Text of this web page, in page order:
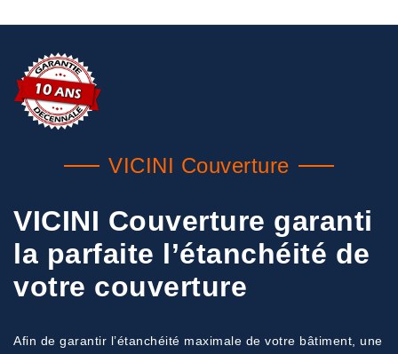
VICINI Couverture
VICINI Couverture garanti
la parfaite l’étanchéité de
votre couverture
Afin de garantir l’étanchéité maximale de votre bâtiment, une